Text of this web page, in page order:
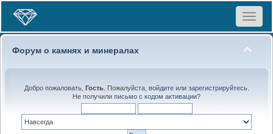
Toggle
Форум о камнях и минералах
Добро пожаловать, Гость. Пожалуйста, войдитеили зарегистрируйтесь.
Не получили письмо с кодом активации?